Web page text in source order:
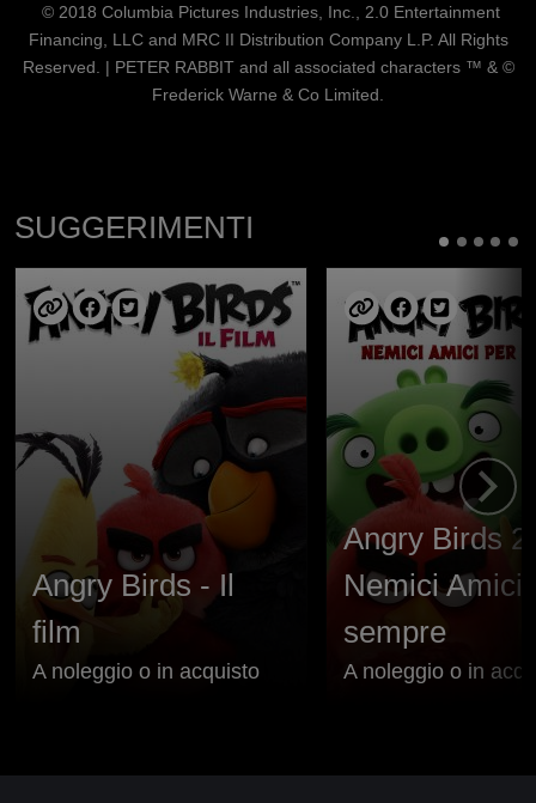
© 2018 Columbia Pictures Industries, Inc., 2.0 Entertainment
Financing, LLC and MRC II Distribution Company L.P. All Rights
Reserved. | PETER RABBIT and all associated characters ™ & ©
Frederick Warne & Co Limited.
SUGGERIMENTI
Angry Birds - Il
film
A noleggio o in acquisto
Angry Birds 2
Nemici Amici
sempre
A noleggio o in